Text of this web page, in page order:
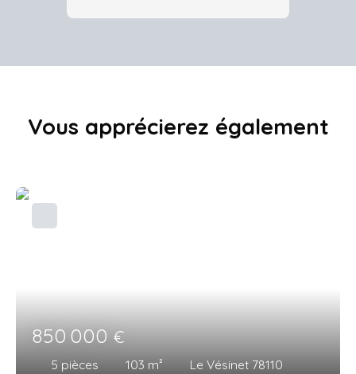
Vous apprécierez également
850 000€
5 pièces 103 m² Le Vésinet 78110